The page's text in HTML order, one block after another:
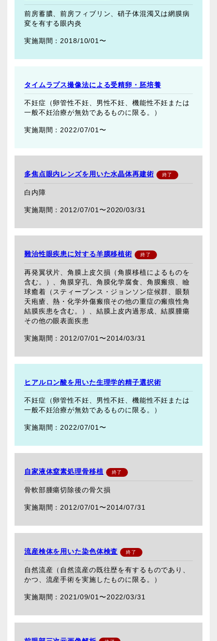
前房蓄膿、前房フィブリン、硝子体混濁又は網膜病
変を有する眼内炎
2018/10/01〜
タイムラプス撮像法による受精卵・胚培養
不妊症（卵管性不妊、男性不妊、機能性不妊または
一般不妊治療が無効であるものに限る。）
2022/07/01〜
多焦点眼内レンズを用いた水晶体再建術
白内障
2012/07/01〜2020/03/31
難治性眼疾患に対する羊膜移植術
再発翼状片、角膜上皮欠損（角膜移植によるものを
含む。）、角膜穿孔、角膜化学腐食、角膜瘢痕、瞼
球癒着（スティーブンス・ジョンソン症候群、眼類
天疱瘡、熱・化学外傷瘢痕その他の重症の瘢痕性角
結膜疾患を含む。）、結膜上皮内過形成、結膜腫瘍
その他の眼表面疾患
2012/07/01〜2014/03/31
ヒアルロン酸を用いた生理学的精子選択術
不妊症（卵管性不妊、男性不妊、機能性不妊または
一般不妊治療が無効であるものに限る。）
2022/07/01〜
自家液体窒素処理骨移植
骨軟部腫瘍切除後の骨欠損
2012/07/01〜2014/07/31
流産検体を用いた染色体検査
自然流産（自然流産の既往歴を有するものであり、
かつ、流産手術を実施したものに限る。）
2021/09/01〜2022/03/31